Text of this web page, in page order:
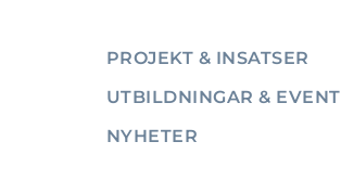
PROJEKT & INSATSER
UTBILDNINGAR & EVENT
NYHETER